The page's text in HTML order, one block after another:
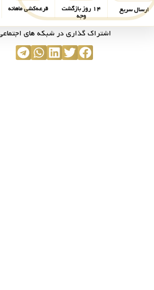
ارسال سریع ۱۴ روز بازگشت
وجه
قرعه‌کشی ماهانه
اشتراک گذاری در شبکه های